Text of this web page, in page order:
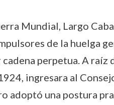
Mundial, Largo
de la huelga
perpetua. A
ingresara al
adoptó una postura